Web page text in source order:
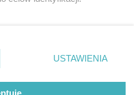
ustawień prywatności
rogu strony
nie wymagają zgody
się takiemu
USTAWIENIA